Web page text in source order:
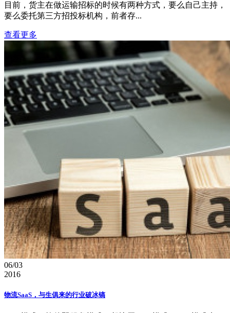
目前，货主在做运输招标的时候有两种方式，要么自己主持，
要么委托第三方招投标机构，前者存...
查看更多
06/03
2016
物流SaaS，与生俱来的行业破冰镐